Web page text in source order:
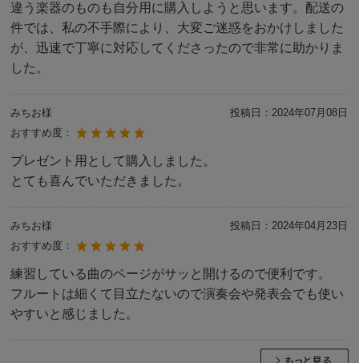
違う楽器のものも自分用に購入しようと思います。配送の
件では、私の不手際により、大変ご迷惑をおかけしました
が、迅速で丁寧に対応してくださったので非常に助かりま
した。
みちお様 投稿日：2024年07月08日
おすすめ度：
プレゼント用として購入しました。
とても喜んでいただきました。
みちお様 投稿日：2024年04月23日
おすすめ度：
練習している曲のページがサッと開けるので便利です。
フルートは細くて目立たないので演奏会や発表会でも使い
やすいと感じました。